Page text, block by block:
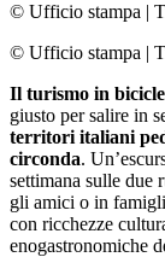
© Ufficio stampa |
© Ufficio stampa |
Il turismo in
giusto per salire in
territori italiani
circonda.
settimana sulle due
gli amici o in
con ricchezze
enogastronomiche